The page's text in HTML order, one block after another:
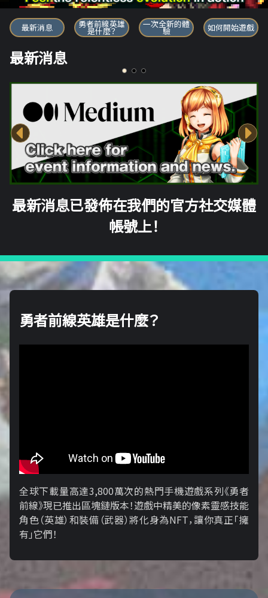
勇者前線英雄
最新消息 勇者前線英雄
是什麼？
一次全新的體
驗 如何開始遊戲
最新消息
最新消息已發佈在我們的官方社交媒體
帳號上！
勇者前線英雄是什麼？
全球下載量高達3,800萬次的熱門手機遊戲系列《勇者
前線》現已推出區塊鏈版本！遊戲中精美的像素靈感技能
角色（英雄）和裝備（武器）將化身為NFT，讓你真正「擁​​
有」它們！